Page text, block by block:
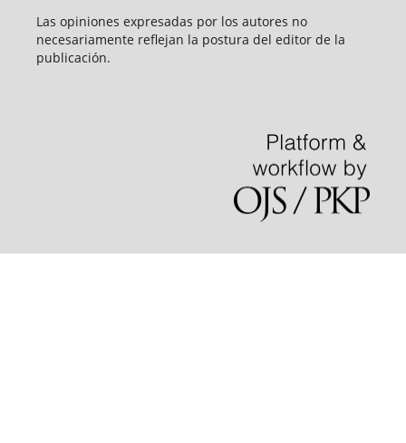
Las opiniones expresadas por los autores no
necesariamente reflejan la postura del editor de la
publicación.